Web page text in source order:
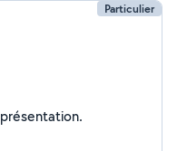
Particulier
Je n'ai pas encore renseigné ma présentation.